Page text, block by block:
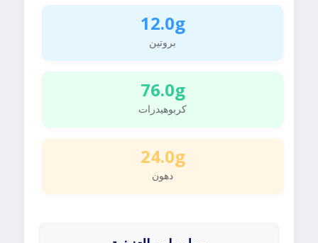
12.0g
بروتين
76.0g
كربوهيدرات
24.0g
دهون